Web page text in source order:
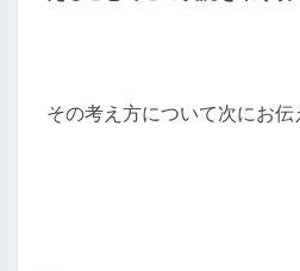
その考え方について次にお伝